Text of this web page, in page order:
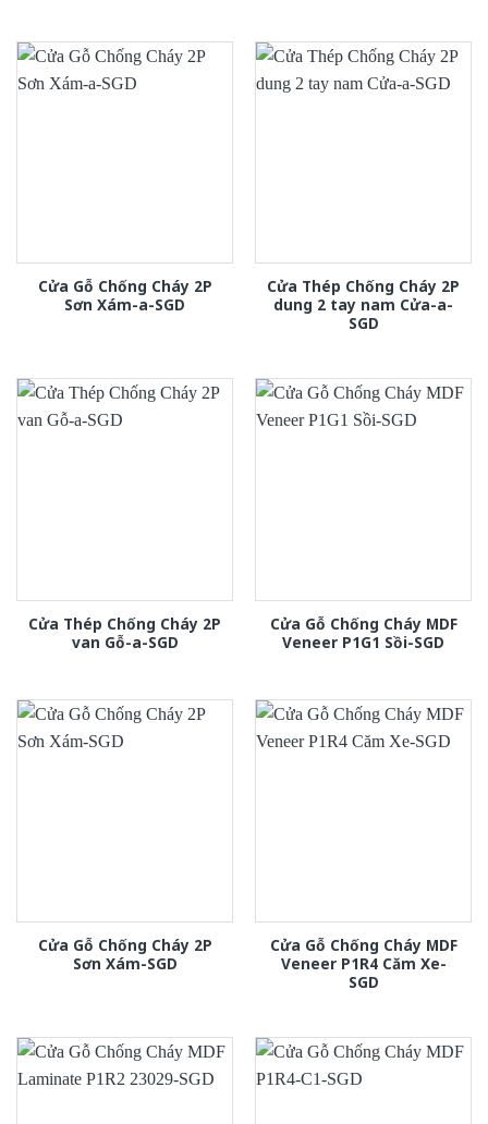
Cửa Gỗ Chống Cháy 2P
Sơn Xám-a-SGD
Cửa Thép Chống Cháy 2P
dung 2 tay nam Cửa-a-
SGD
Cửa Thép Chống Cháy 2P
van Gỗ-a-SGD
Cửa Gỗ Chống Cháy MDF
Veneer P1G1 Sồi-SGD
Cửa Gỗ Chống Cháy 2P
Sơn Xám-SGD
Cửa Gỗ Chống Cháy MDF
Veneer P1R4 Căm Xe-
SGD